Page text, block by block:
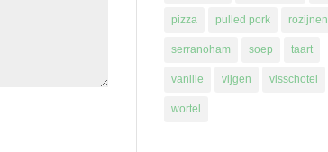
pizza pulled pork rozijnen
serranoham soep taart
vanille vijgen visschotel
wortel